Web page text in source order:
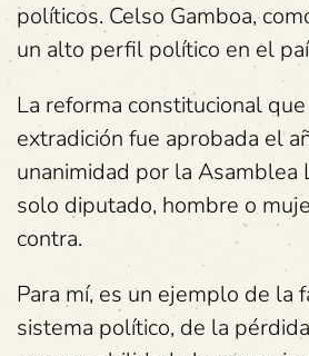
políticos. Celso Gamboa,
un alto perfil político en el
La reforma constitucional
extradición fue aprobada el
unanimidad por la Asamblea
solo diputado, hombre o
contra.
Para mí, es un ejemplo de la
sistema político, de la